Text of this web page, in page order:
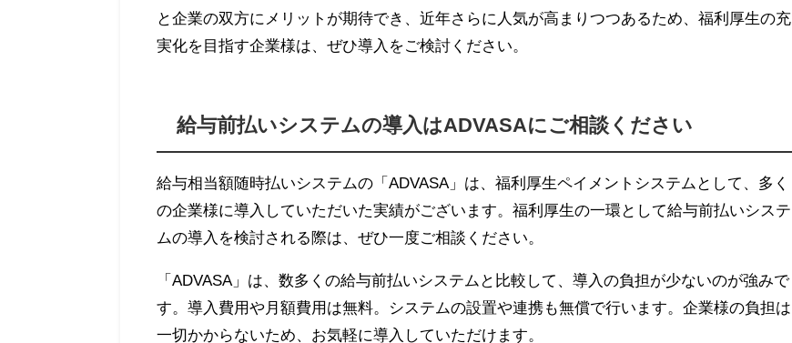
と企業の双方にメリットが期待でき、近年さらに人気が高まりつつあるため、福利厚生の充
実化を目指す企業様は、ぜひ導入をご検討ください。
給与前払いシステムの導入はADVASAにご相談ください
給与相当額随時払いシステムの「ADVASA」は、福利厚生ペイメントシステムとして、多く
の企業様に導入していただいた実績がございます。福利厚生の一環として給与前払いシステ
ムの導入を検討される際は、ぜひ一度ご相談ください。
「ADVASA」は、数多くの給与前払いシステムと比較して、導入の負担が少ないのが強みで
す。導入費用や月額費用は無料。システムの設置や連携も無償で行います。企業様の負担は
一切かからないため、お気軽に導入していただけます。